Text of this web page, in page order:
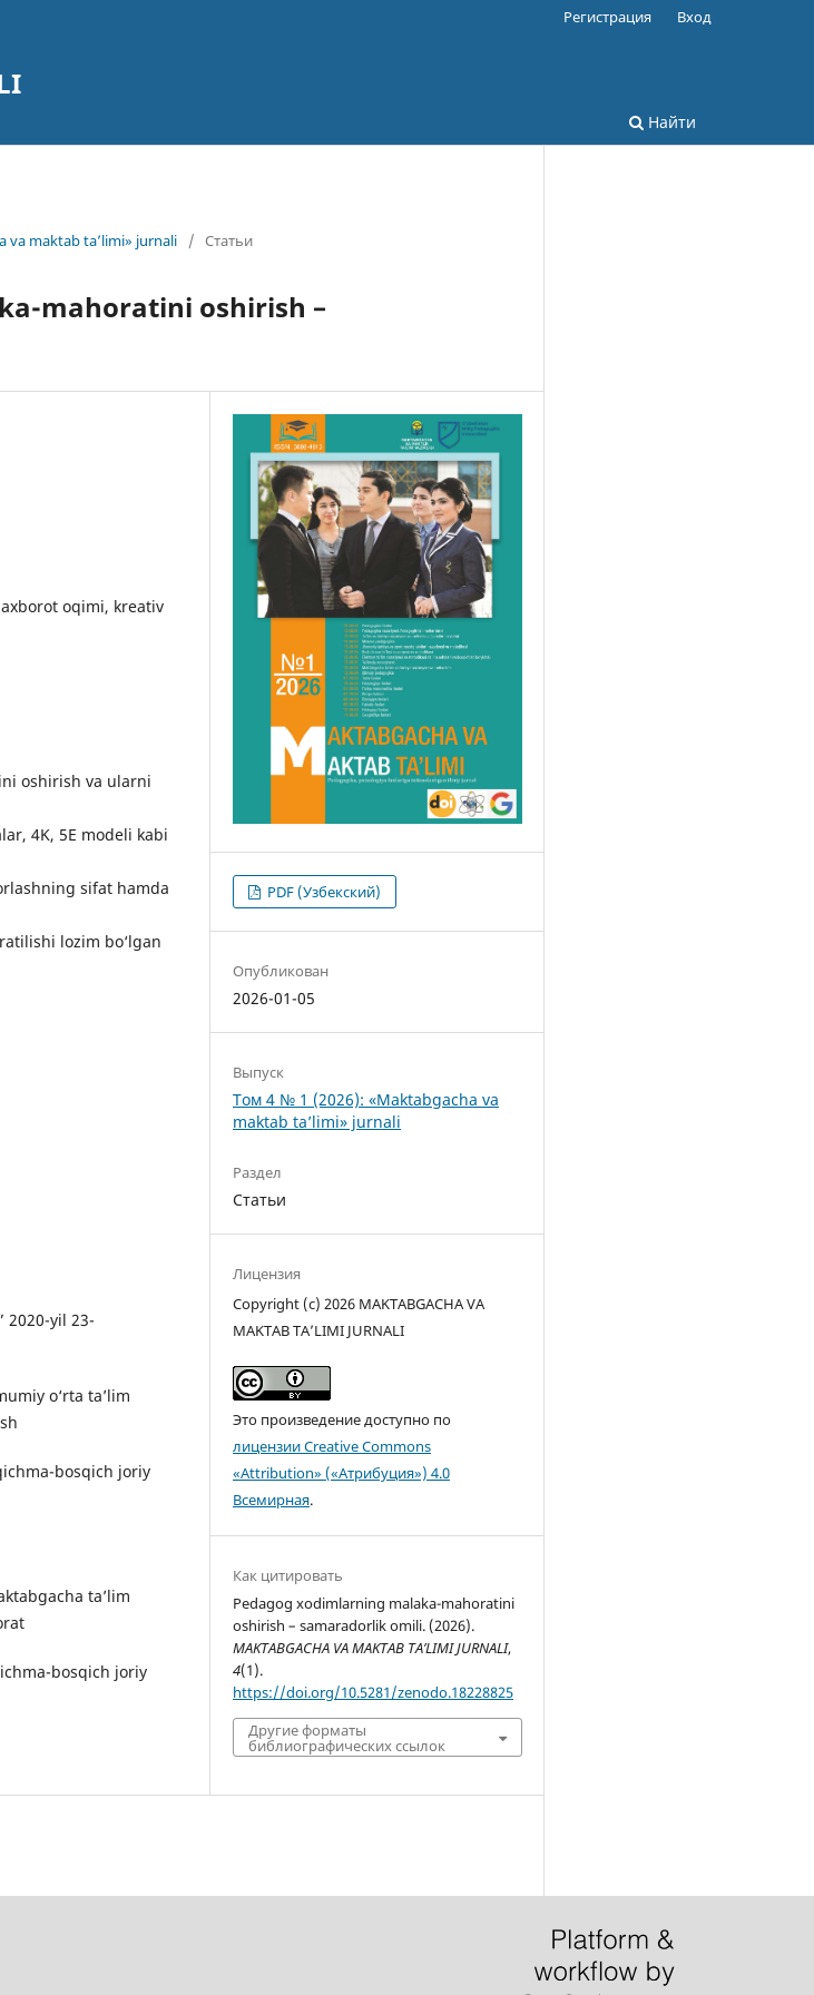
Найти
Регистрация Вход
va maktab ta’limi» jurnali / Статьи
mahoratini oshirish –
oqimi, kreativ
oshirish va ularni
4K, 5E modeli kabi
sifat hamda
lozim bo‘lgan
2020-yil 23-
o‘rta ta’lim
bosqich joriy
ta’lim
bosqich joriy
PDF (Узбекский)
Опубликован
2026-01-05
Выпуск
Том 4 № 1 (2026): «Maktabgacha va
maktab ta’limi» jurnali
Раздел
Статьи
Лицензия
Copyright (c) 2026 MAKTABGACHA VA
MAKTAB TA’LIMI JURNALI
Это произведение доступно по
лицензии Creative Commons
«Attribution» («Атрибуция») 4.0
Всемирная.
Как цитировать
Pedagog xodimlarning malaka-mahoratini
oshirish – samaradorlik omili. (2026).
MAKTABGACHA VA MAKTAB TA’LIMI JURNALI,
4(1).
https://doi.org/10.5281/zenodo.18228825
Другие форматы
библиографических ссылок